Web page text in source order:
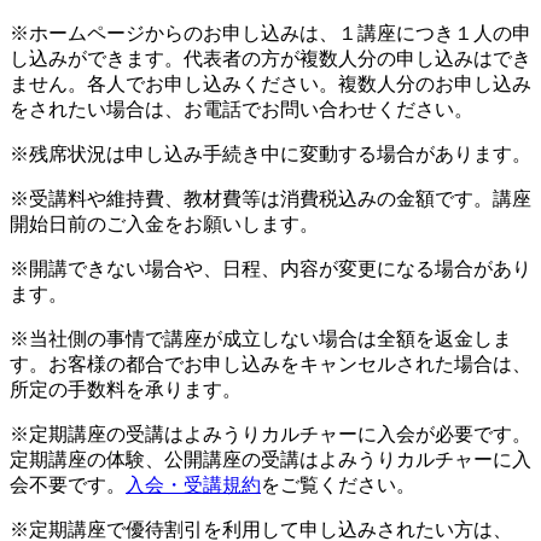
※ホームページからのお申し込みは、１講座につき１人の申
し込みができます。代表者の方が複数人分の申し込みはでき
ません。各人でお申し込みください。複数人分のお申し込み
をされたい場合は、お電話でお問い合わせください。
※残席状況は申し込み手続き中に変動する場合があります。
※受講料や維持費、教材費等は消費税込みの金額です。講座
開始日前のご入金をお願いします。
※開講できない場合や、日程、内容が変更になる場合があり
ます。
※当社側の事情で講座が成立しない場合は全額を返金しま
す。お客様の都合でお申し込みをキャンセルされた場合は、
所定の手数料を承ります。
※定期講座の受講はよみうりカルチャーに入会が必要です。
定期講座の体験、公開講座の受講はよみうりカルチャーに入
会不要です。
入会・受講規約をご覧ください。
※定期講座で優待割引を利用して申し込みされたい方は、